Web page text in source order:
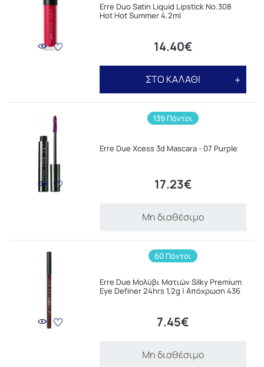
Erre Duo Satin Liquid Lipstick No.308
Hot Hot Summer 4.2ml
14.40€
ΣΤΟ ΚΑΛΑΘΙ
139 Πόντοι
Erre Due Xcess 3d Mascara - 07 Purple
17.23€
Μη διαθέσιμο
60 Πόντοι
Erre Due Μολύβι Ματιών Silky Premium
Eye Definer 24hrs 1,2g | Απόχρωση 436
7.45€
Μη διαθέσιμο